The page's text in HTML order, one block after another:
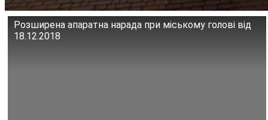
Розширена апаратна нарада при міському голові від
18.12.2018